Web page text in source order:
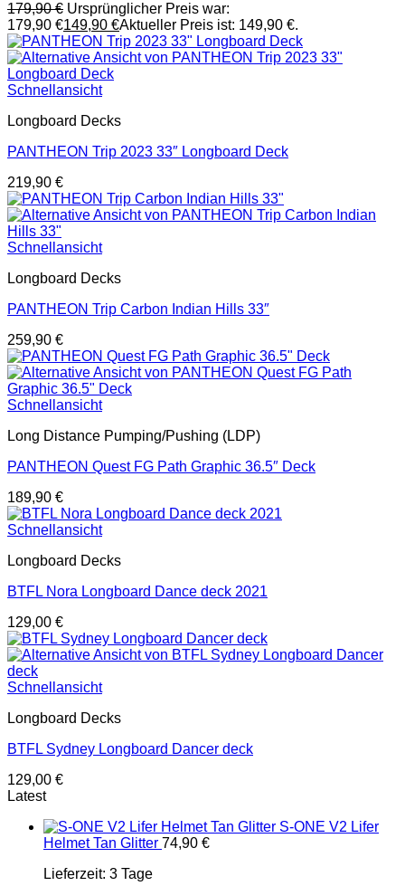
179,90€ Ursprünglicher Preis war:
179,90 €149,90 €Aktueller Preis ist: 149,90 €.
Schnellansicht
Longboard Decks
PANTHEON Trip 2023 33″ Longboard Deck
219,90 €
Schnellansicht
Longboard Decks
PANTHEON Trip Carbon Indian Hills 33″
259,90 €
Schnellansicht
Long Distance Pumping/Pushing (LDP)
PANTHEON Quest FG Path Graphic 36.5″ Deck
189,90 €
Schnellansicht
Longboard Decks
BTFL Nora Longboard Dance deck 2021
129,00 €
Schnellansicht
Longboard Decks
BTFL Sydney Longboard Dancer deck
129,00 €
Latest
S-ONE V2 Lifer
Helmet Tan Glitter 74,90 €
Lieferzeit: 3 Tage